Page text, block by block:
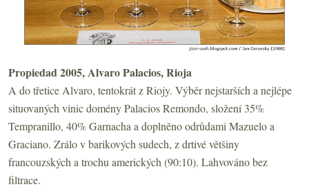
Propiedad 2005, Alvaro Palacios, Rioja
A do třetice Alvaro, tentokrát z Riojy. Výběr nejstarších a nejlépe
situovaných vinic domény Palacios Remondo, složení 35%
Tempranillo, 40% Garnacha a doplněno odrůdami Mazuelo a
Graciano. Zrálo v barikových sudech, z drtivé většiny
francouzských a trochu amerických (90:10). Lahvováno bez
filtrace.